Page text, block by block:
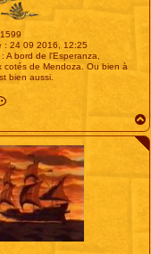
1599
: 24 09 2016, 12:25
A bord de l'Esperanza,
cotés de Mendoza. Ou bien à
bien aussi.
t
c
t
e
r
Y
o
a
a
u